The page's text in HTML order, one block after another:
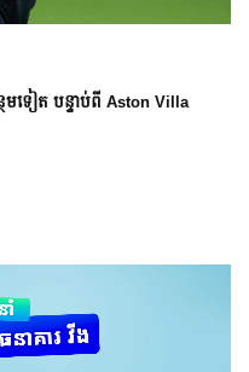
មទៀត បន្ទាប់ពី Aston Villa